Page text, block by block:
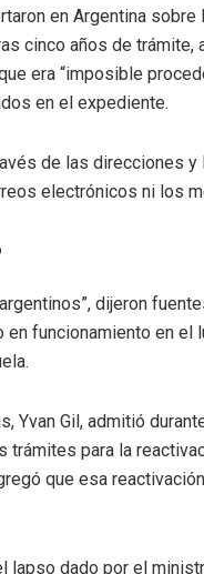
en Argentina
cinco años de
era “imposible
en el expediente.
de las direcciones
electrónicos ni los
dijeron
funcionamiento en
Gil, admitió
para la
que esa
lapso dado por el